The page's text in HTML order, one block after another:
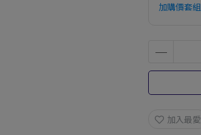
加購價套組
加入最愛